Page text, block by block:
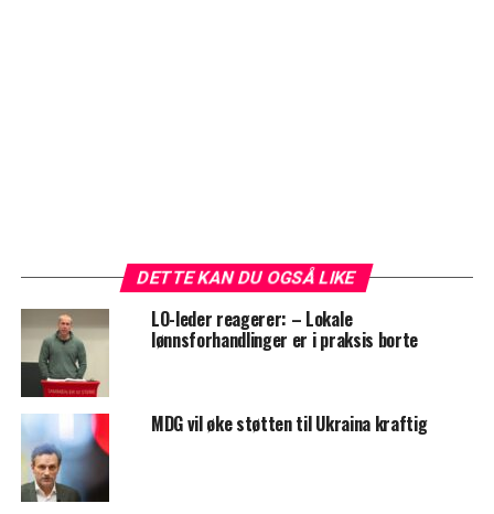
DETTE KAN DU OGSÅ LIKE
LO-leder reagerer: – Lokale
lønnsforhandlinger er i praksis borte
MDG vil øke støtten til Ukraina kraftig